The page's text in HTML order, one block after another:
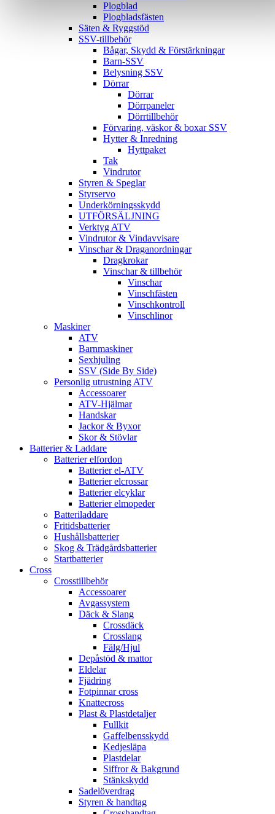
Plogblad
Plogbladsfästen
Säten & Ryggstöd
SSV-tillbehör
Bågar, Skydd & Förstärkningar
Barn-SSV
Belysning SSV
Dörrar
Dörrar
Dörrpaneler
Dörrtillbehör
Förvaring, väskor & boxar SSV
Hytter & Inredning
Hyttpaket
Tak
Vindrutor
Styren & Speglar
Styrservo
Underkörningsskydd
UTFÖRSÄLJNING
Verktyg ATV
Vindrutor & Vindavvisare
Vinschar & Draganordningar
Dragkrokar
Vinschar & tillbehör
Vinschar
Vinschfästen
Vinschkontroll
Vinschlinor
Maskiner
ATV
Barnmaskiner
Sexhjuling
SSV (Side By Side)
Personlig utrustning ATV
Accessoarer
ATV-Hjälmar
Handskar
Jackor & Byxor
Skor & Stövlar
Batterier & Laddare
Batterier elfordon
Batterier el-ATV
Batterier elcrossar
Batterier elcyklar
Batterier elmopeder
Batteriladdare
Fritidsbatterier
Hushållsbatterier
Skog & Trädgårdsbatterier
Startbatterier
Cross
Crosstillbehör
Accessoarer
Avgassystem
Däck & Slang
Crossdäck
Crosslang
Fälg/Hjul
Depåstöd & mattor
Eldelar
Fjädring
Fotpinnar cross
Knattecross
Plast & Plastdetaljer
Fullkit
Gaffelbensskydd
Kedjesläpa
Plastdelar
Siffror & Bakgrund
Stänkskydd
Sadelöverdrag
Styren & handtag